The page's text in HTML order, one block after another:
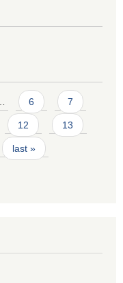
6 7
12 13
last »